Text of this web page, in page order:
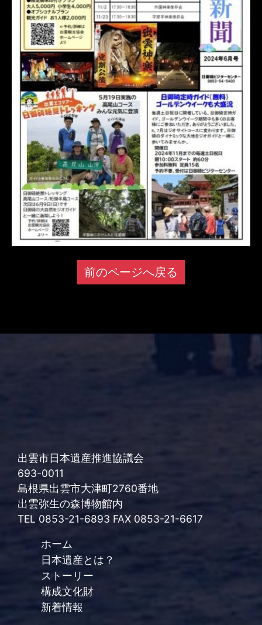
前のページへ戻る
出雲市日本遺産推進協議会
693-0011
島根県出雲市大津町2760番地
出雲弥生の森博物館内
TEL 0853-21-6893 FAX 0853-21-6617
ホーム
日本遺産とは？
ストーリー
構成文化財
新着情報